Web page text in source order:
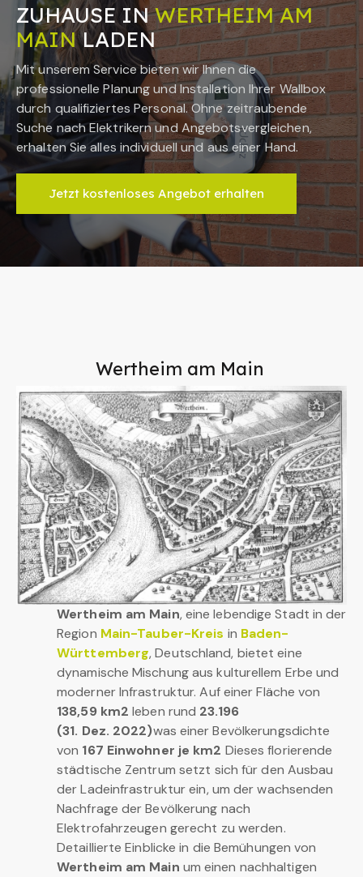
ZUHAUSE INWERTHEIM AM
MAINLADEN
Mit unserem Service bieten wir Ihnen die
professionelle Planung und Installation Ihrer Wallbox
durch qualifiziertes Personal. Ohne zeitraubende
Suche nach Elektrikern und Angebotsvergleichen,
erhalten Sie alles individuell und aus einer Hand.
Jetzt kostenloses Angebot erhalten
Wertheim am Main
Wertheim am Main, eine lebendige Stadt in der
Region Main-Tauber-Kreis in Baden-
Württemberg, Deutschland, bietet eine
dynamische Mischung aus kulturellem Erbe und
moderner Infrastruktur. Auf einer Fläche von
138,59 km2 leben rund 23.196
(31. Dez. 2022)was einer Bevölkerungsdichte
von 167 Einwohner je km2 Dieses florierende
städtische Zentrum setzt sich für den Ausbau
der Ladeinfrastruktur ein, um der wachsenden
Nachfrage der Bevölkerung nach
Elektrofahrzeugen gerecht zu werden.
Detaillierte Einblicke in die Bemühungen von
Wertheim am Main um einen nachhaltigen